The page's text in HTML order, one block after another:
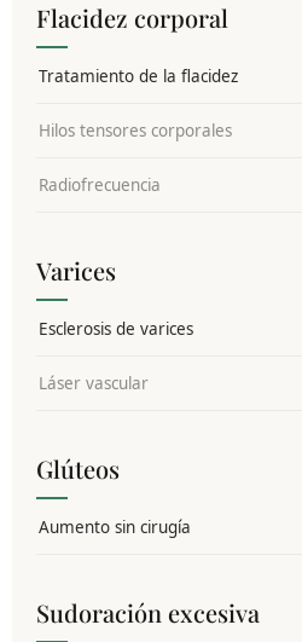
Flacidez corporal
Tratamiento de la flacidez
Hilos tensores corporales
Radiofrecuencia
Varices
Esclerosis de varices
Láser vascular
Glúteos
Aumento sin cirugía
Sudoración excesiva